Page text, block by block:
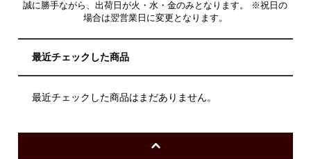
誠に勝手ながら、出荷日が火・水・金のみとなります。 ※祝日の
場合は翌営業日に変更となります。
最近チェックした商品
最近チェックした商品はまだありません。